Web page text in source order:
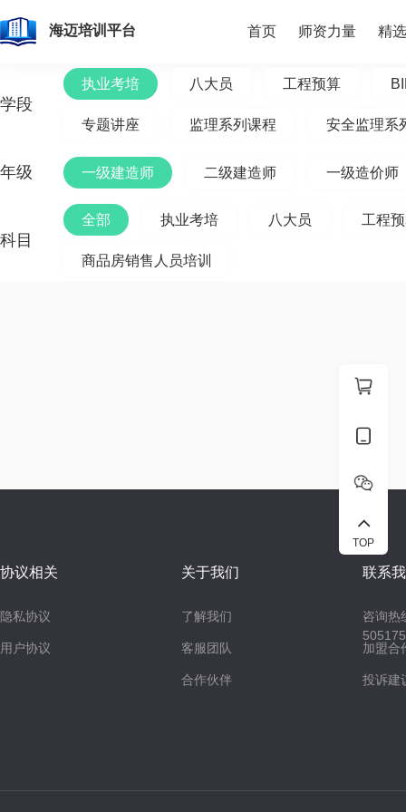
海迈培训平台 首页 师资力量 精
学段
执业考培 八大员 工程预算
专题讲座 监理系列课程 安全监理系
年级 一级建造师 二级建造师 一级造价师
科目
全部 执业考培 八大员 工程
商品房销售人员培训
TOP
协议相关
隐私协议
用户协议
关于我们
了解我们
客服团队
合作伙伴
联系
咨询热
加盟合
投诉建